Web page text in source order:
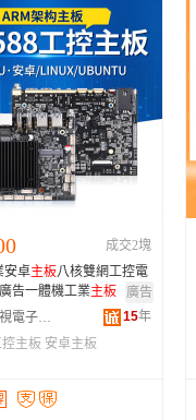
中区 华北区
津 重庆
东 河北
广西
林
川
门 台湾
成交2塊
安卓主板八核雙網工控電
告一體機工業主板
廣告
深圳市佳維視電子科技有限公司
15年
主板 安卓主板